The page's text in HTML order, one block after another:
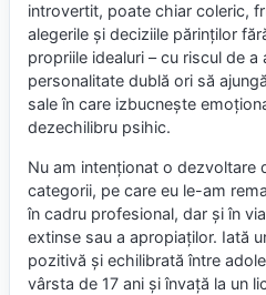
introvertit, poate chiar coleric,
alegerile și deciziile părinților
propriile idealuri – cu riscul de a
personalitate dublă ori să
sale în care izbucnește
dezechilibru psihic.
Nu am intenționat o dezvoltare
categorii, pe care eu le-am
în cadru profesional, dar și în
extinse sau a apropiaților. Iată
pozitivă și echilibrată între
vârsta de 17 ani și învață la un